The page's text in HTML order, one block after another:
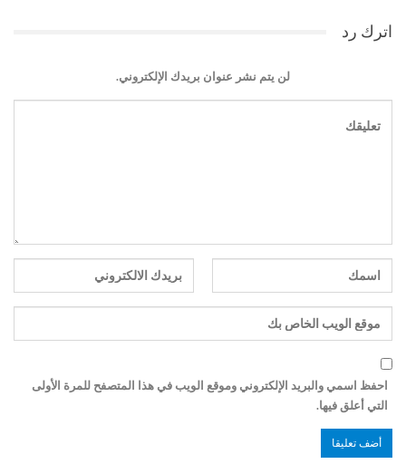
اترك رد
لن يتم نشر عنوان بريدك الإلكتروني.
احفظ اسمي والبريد الإلكتروني وموقع الويب في هذا المتصفح للمرة الأولى
التي أعلق فيها.